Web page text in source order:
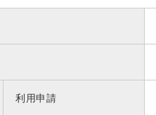
利用申請